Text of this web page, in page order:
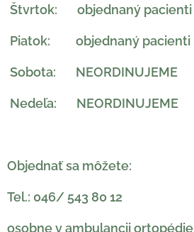
Štvrtok: objednaný pacienti
Piatok: objednaný pacienti
Sobota: NEORDINUJEME
Nedeľa: NEORDINUJEME
Objednať sa môžete:
Tel.: 046/ 543 80 12
osobne v ambulancii ortopédie